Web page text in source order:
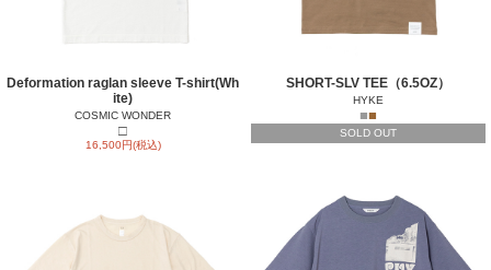
Deformation raglan sleeve T-shirt(Wh
ite)
COSMIC WONDER
□
16,500円(税込)
SHORT-SLV TEE（6.5OZ）
HYKE
■■
SOLD OUT